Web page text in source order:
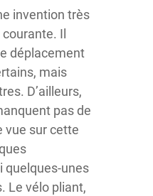
invention très
Il
déplacement
mais
D’ailleurs,
pas de
vue sur cette
quelques-unes
Le vélo pliant,